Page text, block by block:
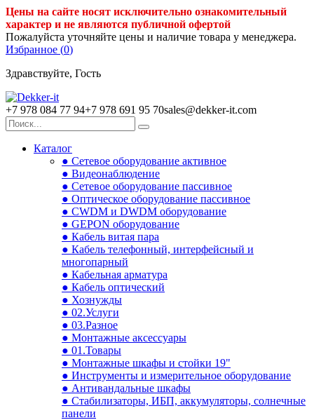
Цены на сайте носят исключительно ознакомительный
характер и не являются публичной офертой
Пожалуйста уточняйте цены и наличие товара у менеджера.
Избранное (0)
Здравствуйте, Гость
+7 978 084 77 94+7 978 691 95 70sales@dekker-it.com
Каталог
● Сетевое оборудование активное
● Видеонаблюдение
● Сетевое оборудование пассивное
● Оптическое оборудование пассивное
● CWDM и DWDM оборудование
● GEPON оборудование
● Кабель витая пара
● Кабель телефонный, интерфейсный и
многопарный
● Кабельная арматура
● Кабель оптический
● Хознужды
● 02.Услуги
● 03.Разное
● Монтажные аксессуары
● 01.Товары
● Монтажные шкафы и стойки 19"
● Инструменты и измерительное оборудование
● Антивандальные шкафы
● Стабилизаторы, ИБП, аккумуляторы, солнечные
панели